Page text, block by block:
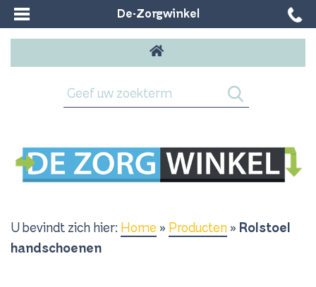
De-Zorgwinkel
U bevindt zich hier: Home » Producten » Rolstoel
handschoenen